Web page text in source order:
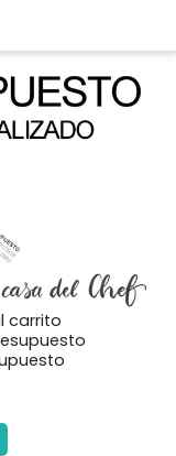
carrito